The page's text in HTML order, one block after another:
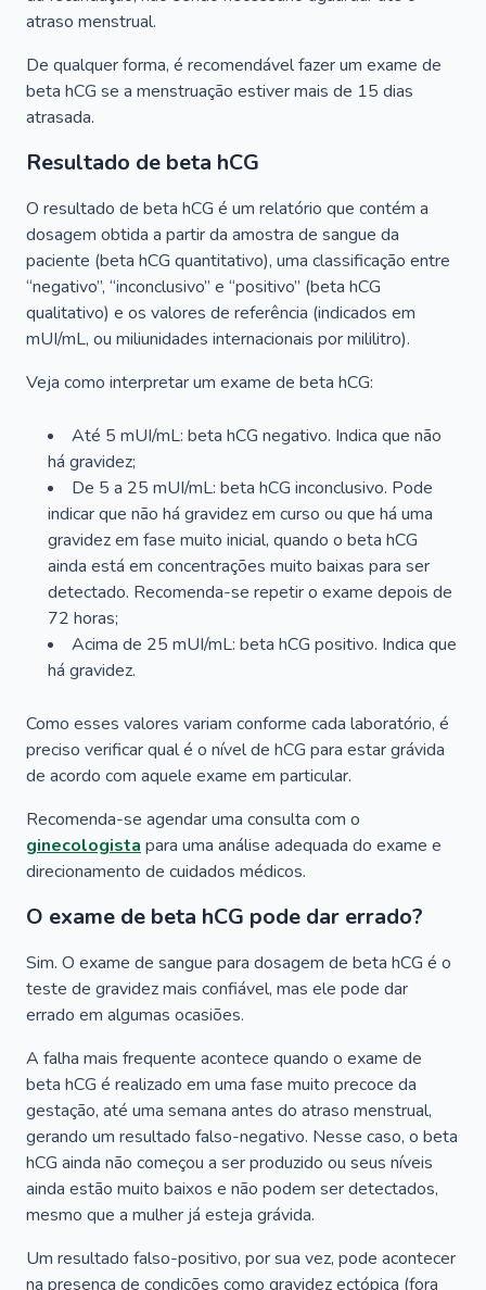
atraso menstrual.
De qualquer forma, é recomendável fazer um exame de
beta hCG se a menstruação estiver mais de 15 dias
atrasada.
Resultado de beta hCG
O resultado de beta hCG é um relatório que contém a
dosagem obtida a partir da amostra de sangue da
paciente (beta hCG quantitativo), uma classificação entre
“negativo”, “inconclusivo” e “positivo” (beta hCG
qualitativo) e os valores de referência (indicados em
mUI/mL, ou miliunidades internacionais por mililitro).
Veja como interpretar um exame de beta hCG:
Até 5 mUI/mL: beta hCG negativo. Indica que não
há gravidez;
De 5 a 25 mUI/mL: beta hCG inconclusivo. Pode
indicar que não há gravidez em curso ou que há uma
gravidez em fase muito inicial, quando o beta hCG
ainda está em concentrações muito baixas para ser
detectado. Recomenda-se repetir o exame depois de
72 horas;
Acima de 25 mUI/mL: beta hCG positivo. Indica que
há gravidez.
Como esses valores variam conforme cada laboratório, é
preciso verificar qual é o nível de hCG para estar grávida
de acordo com aquele exame em particular.
Recomenda-se agendar uma consulta com o
ginecologista para uma análise adequada do exame e
direcionamento de cuidados médicos.
O exame de beta hCG pode dar errado?
Sim. O exame de sangue para dosagem de beta hCG é o
teste de gravidez mais confiável, mas ele pode dar
errado em algumas ocasiões.
A falha mais frequente acontece quando o exame de
beta hCG é realizado em uma fase muito precoce da
gestação, até uma semana antes do atraso menstrual,
gerando um resultado falso-negativo. Nesse caso, o beta
hCG ainda não começou a ser produzido ou seus níveis
ainda estão muito baixos e não podem ser detectados,
mesmo que a mulher já esteja grávida.
Um resultado falso-positivo, por sua vez, pode acontecer
na presença de condições como gravidez ectópica (fora